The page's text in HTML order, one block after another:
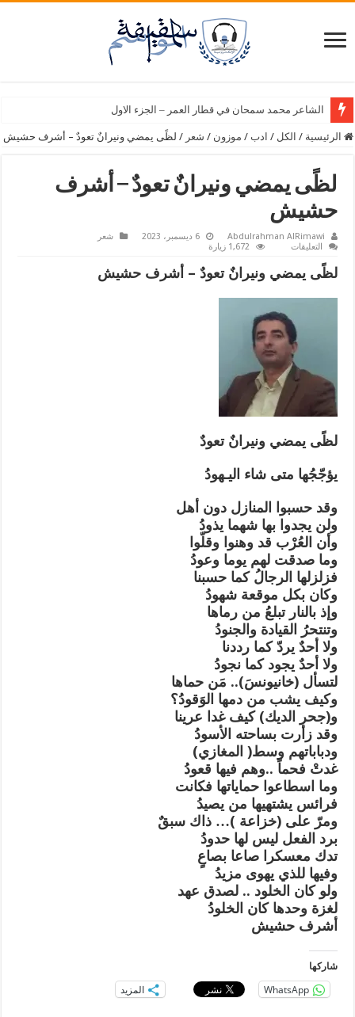
الشاعر محمد سمحان في قطار العمر – الجزء الاول
الرئيسية / الكل / ادب / موزون / شعر / لظًى يمضي ونيرانٌ تعودٌ – أشرف حشيش
لظًى يمضي ونيرانٌ تعودٌ – أشرف
حشيش
Abdulrahman AlRimawi 6 ديسمبر، 2023
شعر
التعليقات
ونيرانٌ
–
حشيش
مغلقة
1,672 زيارة
لظًى يمضي ونيرانٌ تعودٌ – أشرف حشيش
لظًى يمضي ونيرانٌ تعودٌ
يؤجّجُها متى شاء اليـهودُ
وقد حسبوا المنازل دون أهل
ولن يجدوا بها شهما يذودُ
وأن العُرْب قد وهنوا وقلّوا
وما صدقت لهم يوما وعودُ
فزلزلها الرجالُ كما حسبنا
وكان بكل موقعة شهودُ
وإذ بالنار تبلعُ من رماها
وتنتحرُ القيادة والجنودُ
ولا أحدٌ يردّ كما رددنا
ولا أحدٌ يجود كما نجودُ
لتسأل (خانيونسَ).. مَن حماها
وكيف يشب من دمها الوَقودُ؟
و(جحر الديك) كيف غدا عرينا
وقد زأرت بساحته الأسودُ
ودباباتهم وسط( المغازي)
غدتْ فحماً ..وهم فيها قعودُ
وما اسطاعوا حماياتها فكانت
فرائس يشتهيها من يصيدُ
ومرّ على (خزاعة )… ذاك سبقٌ
برد الفعل ليس لها حدودُ
تدك معسكرا صاعا بصاعٍ
وفيها للذي يهوى مزيدُ
ولو كان الخلود .. لصدق عهد
لغزة وحدها كان الخلودُ
أشرف حشيش
شاركها
WhatsApp المزيد